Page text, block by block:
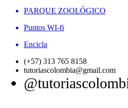
PARQUE ZOOLÓGICO
Puntos WI-fi
Encicla
(+57) 313 765 8158
tutoriascolombia@gmail.com